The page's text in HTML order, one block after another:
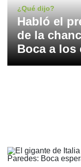
¿Qué dijo?
Habló el
de la
Boca a los